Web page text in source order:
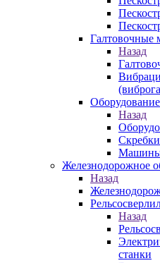
Назад
Назад
Машины
Железнодорожное
Назад
Назад
станки